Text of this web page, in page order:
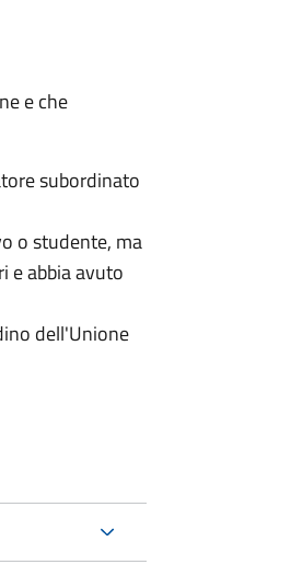
e che
subordinato
o studente, ma
e abbia avuto
dell'Unione